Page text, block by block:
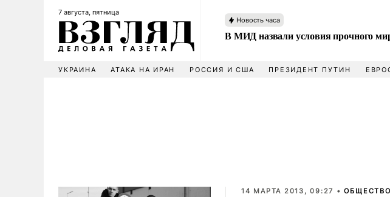
7 августа, пятница
Новость часа
В МИД назвали условия прочного
УКРАИНА АТАКА НА ИРАН РОССИЯ И США ПРЕЗИДЕНТ ПУТИН
14 МАРТА 2013, 09:27 •ОБЩЕСТВО